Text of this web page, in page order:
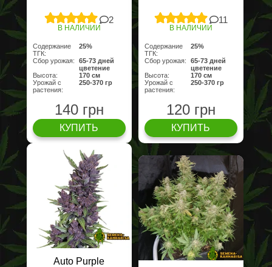
2
В НАЛИЧИИ
Содержание
ТГК:
25%
Сбор урожая:
65-73 дней
цветение
Высота:
170 cм
Урожай с
растения:
250-370 гр
140 грн
КУПИТЬ
11
В НАЛИЧИИ
Содержание
ТГК:
25%
Сбор урожая:
65-73 дней
цветение
Высота:
170 cм
Урожай с
растения:
250-370 гр
120 грн
КУПИТЬ
Auto Purple